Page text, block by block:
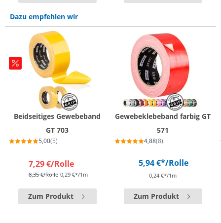
Dazu empfehlen wir
Beidseitiges Gewebeband
GT 703
5,00(5)
7,29 €/Rolle
8,35 €/Rolle 0,29 €*/1m
Zum Produkt
Gewebeklebeband farbig GT
571
4,88(8)
5,94 €*/Rolle
0,24 €*/1m
Zum Produkt